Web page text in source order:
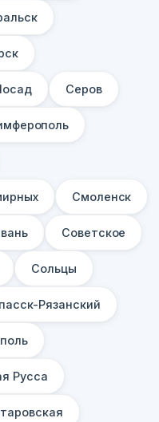
Серов
Смоленск
Советское
Сольцы
Рязанский
Русса